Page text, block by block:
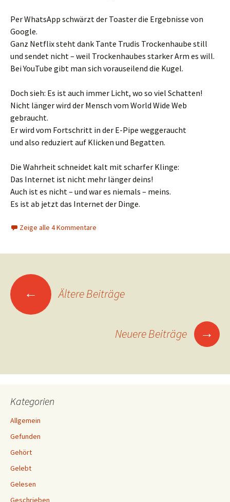
Per WhatsApp schwärzt der Toaster die Ergebnisse von
Google.
Ganz Netflix steht dank Tante Trudis Trockenhaube still
und sendet nicht – weil Trockenhaubes starker Arm es will.
Bei YouTube gibt man sich vorauseilend die Kugel.
Doch sieh: Es ist auch immer Licht, wo so viel Schatten!
Nicht länger wird der Mensch vom World Wide Web
gebraucht.
Er wird vom Fortschritt in der E-Pipe weggeraucht
und also reduziert auf Klicken und Begatten.
Die Wahrheit schneidet kalt mit scharfer Klinge:
Das Internet ist nicht mehr länger deins!
Auch ist es nicht – und war es niemals – meins.
Es ist ab jetzt das Internet der Dinge.
Zeige alle 4 Kommentare
Beitragsnavigation
← Ältere Beiträge
Neuere Beiträge →
Kategorien
Allgemein
Gefunden
Gehört
Gelebt
Gelesen
Geschrieben